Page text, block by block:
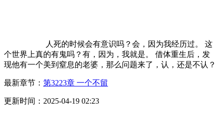
人死的时候会有意识吗？会，因为我经历过。 这
个世界上真的有鬼吗？有，因为，我就是。 借体重生后，发
现他有一个美到窒息的老婆，那么问题来了，认，还是不认？
最新章节： 第3223章 一个不留
更新时间：2025-04-19 02:23